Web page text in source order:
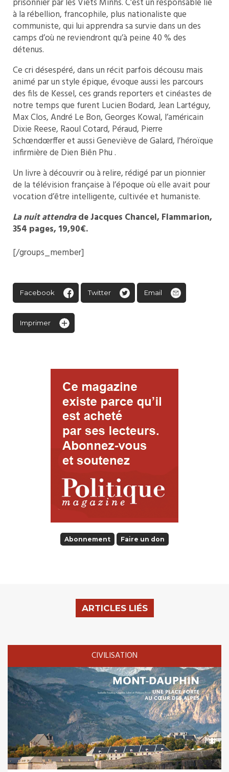
prisonnier par les Viets Minhs. C’est un responsable lié
à la rébellion, francophile, plus nationaliste que
communiste, qui lui apprendra sa survie dans un des
camps d’où ne reviendront qu’à peine 40 % des
détenus.
Ce cri désespéré, dans un récit parfois décousu mais
animé par un style épique, évoque aussi les parcours
des fils de Kessel, ces grands reporters et cinéastes de
notre temps que furent Lucien Bodard, Jean Lartéguy,
Max Clos, André Le Bon, Georges Kowal, l’américain
Dixie Reese, Raoul Cotard, Péraud, Pierre
Schœndœrffer et aussi Geneviève de Galard, l’héroïque
infirmière de Dien Biên Phu .
Un livre à découvrir ou à relire, rédigé par un pionnier
de la télévision française à l’époque où elle avait pour
vocation d’être intelligente, cultivée et humaniste.
La nuit attendrade Jacques Chancel, Flammarion,
354 pages, 19,90€.
[/groups_member]
Facebook Twitter Email
Imprimer
Abonnement Faire un don
ARTICLES LIÉS
CIVILISATION